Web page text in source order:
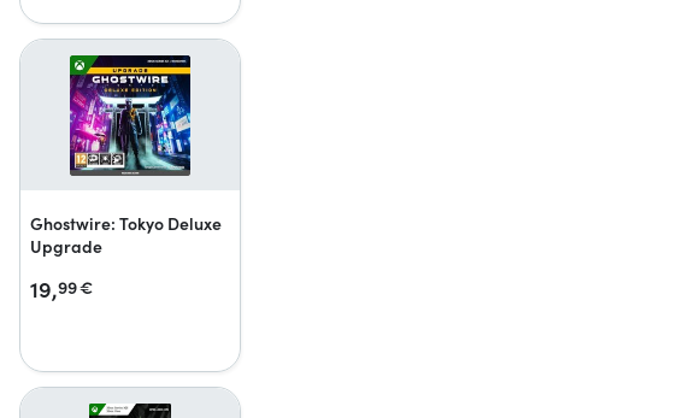
Ghostwire: Tokyo Deluxe
Upgrade
19,99€